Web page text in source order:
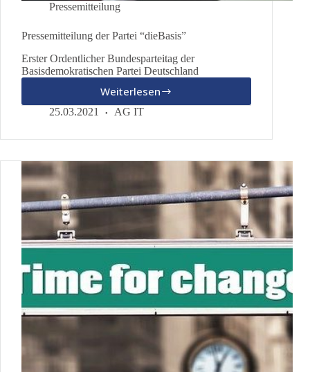
Pressemitteilung
Pressemitteilung der Partei “dieBasis”
Erster Ordentlicher Bundesparteitag der
Basisdemokratischen Partei Deutschland
WeiterlesenPressemitteilung
der
“dieBasis”
25.03.2021 AG IT